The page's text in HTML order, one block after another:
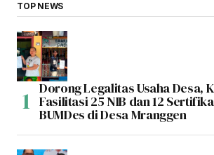
TOP NEWS
Dorong Legalitas Usaha Desa,
Fasilitasi 25 NIB dan 12
BUMDes di Desa Mranggen